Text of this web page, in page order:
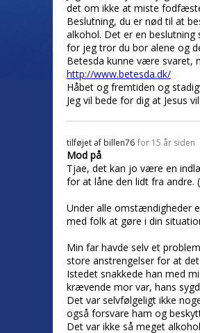
det om ikke at miste
Beslutning, du er nød til at
alkohol. Det er en
for jeg tror du bor alene og
Betesda kunne være svaret,
http://www.betesda.dk/
Håbet og fremtiden og
Jeg vil bede for dig at Jesus
tilføjet af billen76 for 15 år siden
Mod på
Tjae, det kan jo være en
for at låne den lidt fra andre.
Under alle omstændigheder
med folk at gøre i din
Min far havde selv et
store anstrengelser for at
Istedet snakkede han med
krævende mor var, hans
Det var selvfølgeligt ikke
også forsvare ham og
Det var ikke så meget